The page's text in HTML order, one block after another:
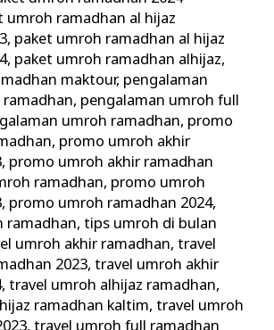
umroh ramadhan al hijaz
, paket umroh ramadhan al hijaz
, paket umroh ramadhan alhijaz,
maktour, pengalaman
, pengalaman umroh full
umroh ramadhan, promo
, promo umroh akhir
, promo umroh akhir ramadhan
ramadhan, promo umroh
, promo umroh ramadhan 2024,
ramadhan,tips umroh di bulan
umroh akhir ramadhan,travel
2023,travel umroh akhir
,travel umroh alhijaz ramadhan,
ramadhan kaltim,travel umroh